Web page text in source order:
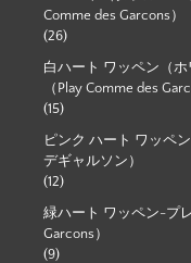
Comme des Garcons）
(26)
白ハート ワッペン（
（Play Comme des
(15)
ピンク ハート ワッペ
デギャルソン）
(12)
緑ハート ワッペン-プ
Garcons）
(9)